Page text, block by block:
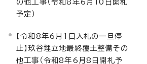
の他工事（令和8年6月10日開札
予定）
【令和8年6月1日入札の一旦停
止】玖谷埋立地最終覆土整備その
他工事（令和8年6月8日開札予